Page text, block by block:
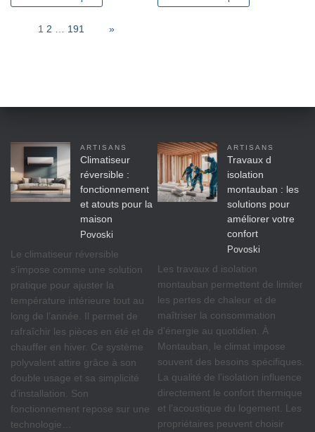
1 2 191 »
ARTISANS
Climatiseur
réversible :
fonctionnement
et atouts pour la
maison
Povoski
Le climatiseur réversible
s’impose comme une solution
pratique pour ajuster la
température intérieure tout au
long de l’année. Il permet de
rafraîchir les pièces en été et de
chauffer en hiver. Ce système
polyvalent attire grâce à son
double usage et sa simplicité
d’installation. Son
fonctionnement repose sur une
technologie…
ARTISANS
Travaux d
isolation
montauban : les
solutions pour
améliorer votre
confort
Povoski
Les travaux d isolation
montauban permettent de limiter
les pertes de chaleur et de
maîtriser la consommation
d’énergie au quotidien. À
Montauban, le climat impose
souvent des besoins spécifiques.
La qualité de l’isolation influence
directement le confort thermique
et l’acoustique du logement. Les
propriétaires peuvent choisir